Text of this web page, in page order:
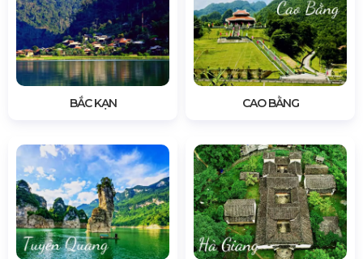
BẮC KẠN CAO BẰNG